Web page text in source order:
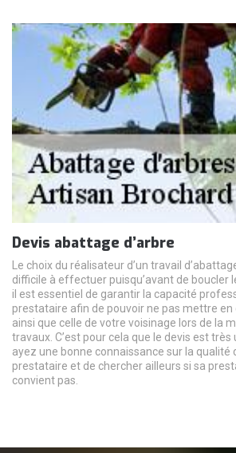
Devis abattage d’arbre
Le choix du réalisateur d’un travail
difficile à effectuer puisqu’avant de boucler
il est essentiel de garantir la capacité
prestataire afin de pouvoir ne pas mettre
ainsi que celle de votre voisinage lors de la
travaux. C’est pour cela que le devis est très
ayez une bonne connaissance sur la qualité
prestataire et de chercher ailleurs si sa
convient pas.